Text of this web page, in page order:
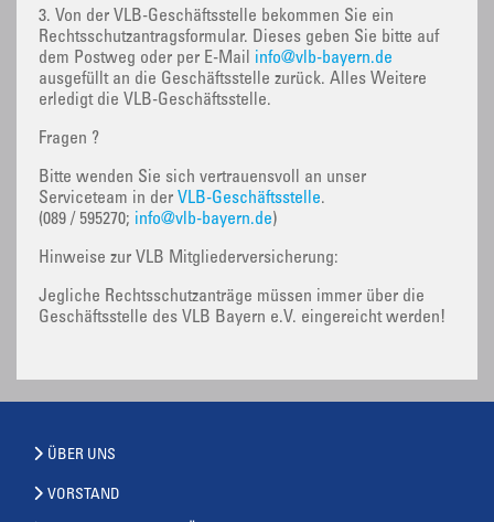
3. Von der VLB-Geschäftsstelle bekommen Sie ein
Rechtsschutzantragsformular. Dieses geben Sie bitte auf
dem Postweg oder per E-Mail info@vlb-bayern.de
ausgefüllt an die Geschäftsstelle zurück. Alles Weitere
erledigt die VLB-Geschäftsstelle.
Fragen ?
Bitte wenden Sie sich vertrauensvoll an unser
Serviceteam in der VLB-Geschäftsstelle.
(089 / 595270; info@vlb-bayern.de)
Hinweise zur VLB Mitgliederversicherung:
Jegliche Rechtsschutzanträge müssen immer über die
Geschäftsstelle des VLB Bayern e.V. eingereicht werden!
ÜBER UNS
VORSTAND